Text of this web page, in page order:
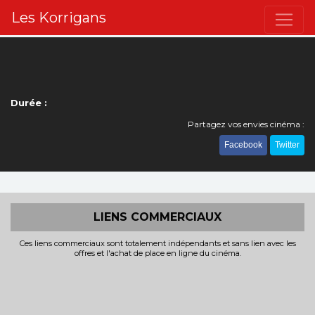
Les Korrigans
Durée :
Partagez vos envies cinéma :
Facebook Twitter
LIENS COMMERCIAUX
Ces liens commerciaux sont totalement indépendants et sans lien avec les
offres et l'achat de place en ligne du cinéma.